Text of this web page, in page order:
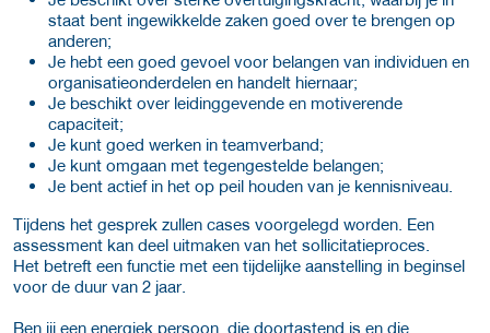
staat bent ingewikkelde zaken goed over te brengen op
anderen;
Je hebt een goed gevoel voor belangen van individuen en
organisatieonderdelen en handelt hiernaar;
Je beschikt over leidinggevende en motiverende
capaciteit;
Je kunt goed werken in teamverband;
Je kunt omgaan met tegengestelde belangen;
Je bent actief in het op peil houden van je kennisniveau.
Tijdens het gesprek zullen cases voorgelegd worden. Een
assessment kan deel uitmaken van het sollicitatieproces.
Het betreft een functie met een tijdelijke aanstelling in beginsel
voor de duur van 2 jaar.
Ben jij een energiek persoon, die doortastend is en die